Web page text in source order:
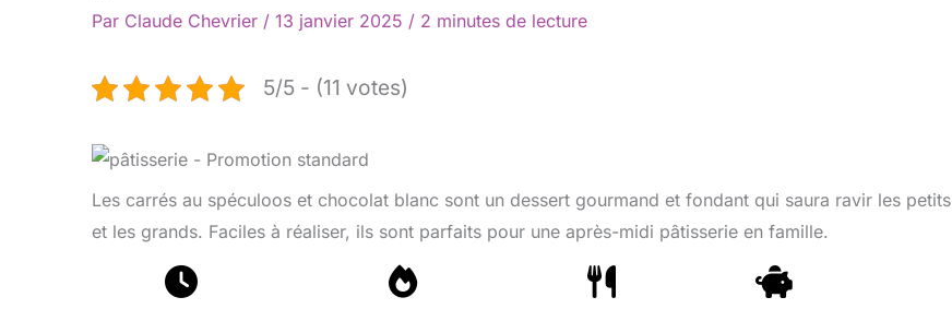
Par Claude Chevrier / 13 janvier 2025 / 2 minutes de lecture
5/5 - (11 votes)
Les carrés au spéculoos et chocolat blanc sont un dessert gourmand et fondant qui saura ravir les petits
et les grands. Faciles à réaliser, ils sont parfaits pour une après-midi pâtisserie en famille.